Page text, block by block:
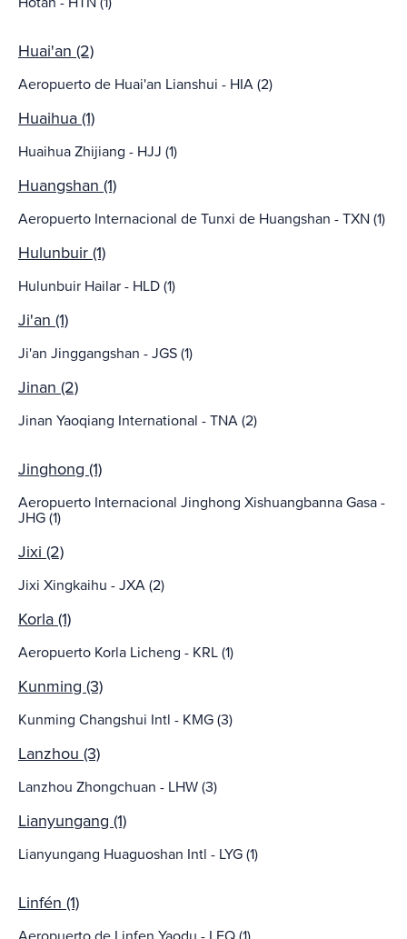
Huai'an (2)
Aeropuerto de Huai'an Lianshui - HIA (2)
Huaihua (1)
Huaihua Zhijiang - HJJ (1)
Huangshan (1)
Aeropuerto Internacional de Tunxi de Huangshan - TXN (1)
Hulunbuir (1)
Hulunbuir Hailar - HLD (1)
Ji'an (1)
Ji'an Jinggangshan - JGS (1)
Jinan (2)
Jinan Yaoqiang International - TNA (2)
Jinghong (1)
Aeropuerto Internacional Jinghong Xishuangbanna Gasa -
JHG (1)
Jixi (2)
Jixi Xingkaihu - JXA (2)
Korla (1)
Aeropuerto Korla Licheng - KRL (1)
Kunming (3)
Kunming Changshui Intl - KMG (3)
Lanzhou (3)
Lanzhou Zhongchuan - LHW (3)
Lianyungang (1)
Lianyungang Huaguoshan Intl - LYG (1)
Linfén (1)